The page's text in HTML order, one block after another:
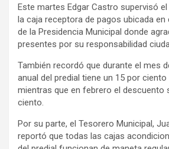
Este martes Edgar Castro supervisó
la caja receptora de pagos ubicada en
de la Presidencia Municipal donde
presentes por su responsabilidad
También recordó que durante el mes
anual del predial tiene un 15 por
mientras que en febrero el descuento
ciento.
Por su parte, el Tesorero Municipal,
reportó que todas las cajas